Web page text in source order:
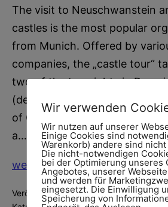
The visit to Neuschwanstein
castles is the most popular
from Munich. Offered by
companies, the „castle tour“
two of the top sights in
(depending on the tour you
of Oberammergau. All of
a…
Neuschwanstein
Linderhof
weiterlesen
Veröffentlicht am18. Juni 2026
Wir verwenden
Wir nutzen auf unserer
Einige Cookies sind
Warenkorb) andere sind
Die nicht-notwendigen
bei der Optimierung unseres
Angebotes, unserer
und werden für
eingesetzt. Die Einwilligung
Speicherung von